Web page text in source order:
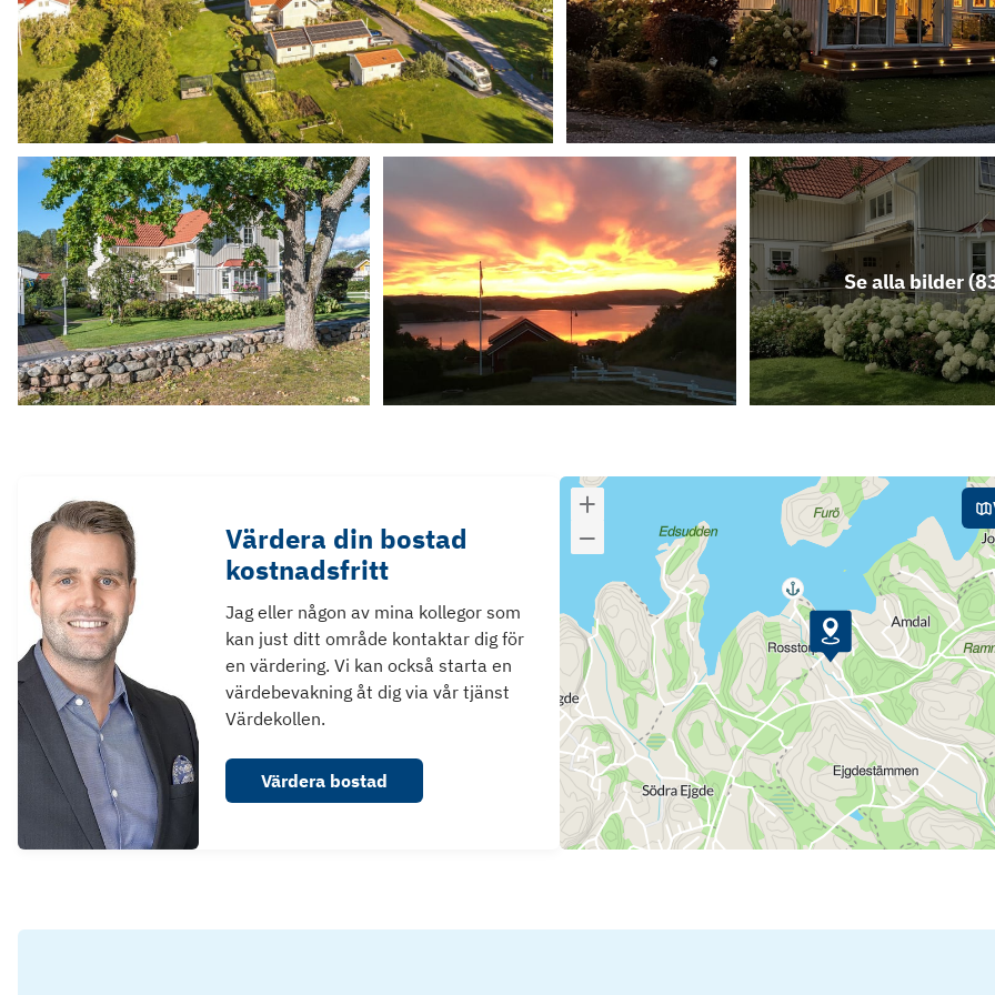
Se alla bilder (
Värdera din bostad
kostnadsfritt
Jag eller någon av mina kollegor som
kan just ditt område kontaktar dig för
en värdering. Vi kan också starta en
värdebevakning åt dig via vår tjänst
Värdekollen.
Värdera bostad